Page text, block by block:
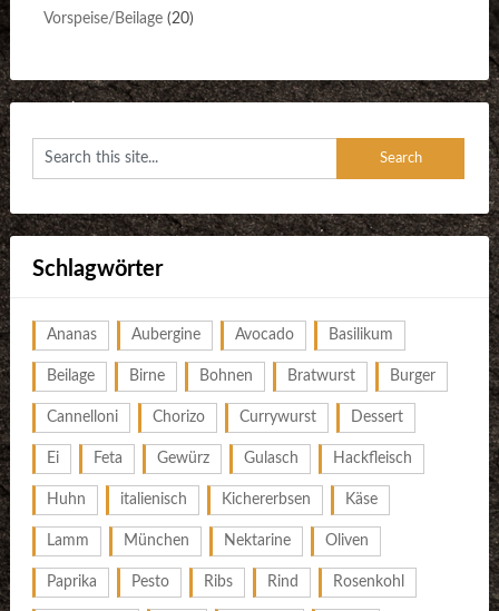
Vorspeise/Beilage(20)
Schlagwörter
Ananas Aubergine Avocado Basilikum
Beilage Birne Bohnen Bratwurst Burger
Cannelloni Chorizo Currywurst Dessert
Ei Feta Gewürz Gulasch Hackfleisch
Huhn italienisch Kichererbsen Käse
Lamm München Nektarine Oliven
Paprika Pesto Ribs Rind Rosenkohl